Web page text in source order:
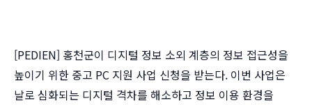
[PEDIEN] 홍천군이 디지털 정보 소외 계층의 정보 접근성을
높이기 위한 중고 PC 지원 사업 신청을 받는다. 이번 사업은
날로 심화되는 디지털 격차를 해소하고 정보 이용 환경을